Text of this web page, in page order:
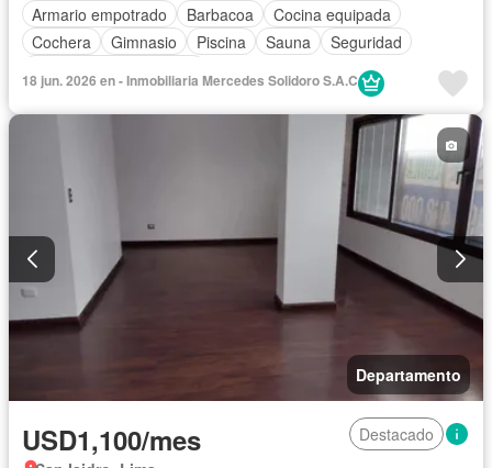
Armario empotrado
Barbacoa
Cocina equipada
Cochera
Gimnasio Piscina Sauna
Seguridad
18 jun. 2026 en - Inmobiliaria Mercedes Solidoro S.A.C
Departamento
USD1,100/mes
Destacado